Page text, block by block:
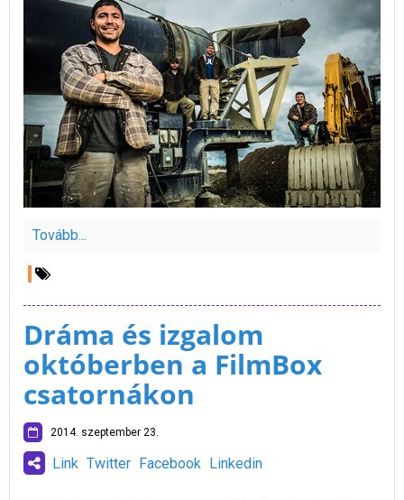
Tovább...
Dráma és izgalom
októberben a FilmBox
csatornákon
2014. szeptember 23.
Link Twitter Facebook Linkedin